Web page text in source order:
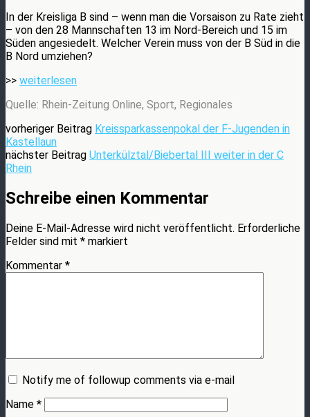
In der Kreisliga B sind – wenn man die Vorsaison zu Rate zieht
– von den 28 Mannschaften 13 im Nord-Bereich und 15 im
Süden angesiedelt. Welcher Verein muss von der B Süd in die
B Nord umziehen?
>> weiterlesen
Quelle: Rhein-Zeitung Online, Sport, Regionales
vorheriger Beitrag Kreissparkassenpokal der F-Jugenden in
Kastellaun
nächster Beitrag Unterkülztal/Biebertal III weiter in der C
Rhein
Schreibe einen Kommentar
Deine E-Mail-Adresse wird nicht veröffentlicht. Erforderliche
Felder sind mit * markiert
Kommentar *
Notify me of followup comments via e-mail
Name *